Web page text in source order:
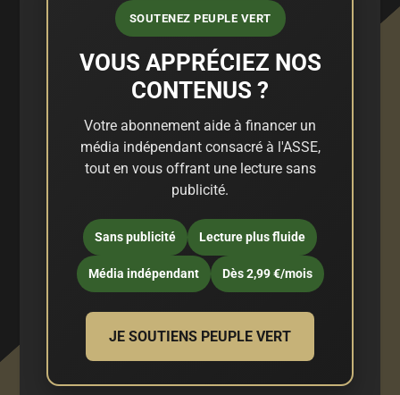
SOUTENEZ PEUPLE VERT
VOUS APPRÉCIEZ NOS
CONTENUS ?
Votre abonnement aide à financer un
média indépendant consacré à l'ASSE,
tout en vous offrant une lecture sans
publicité.
Sans publicité Lecture plus fluide
Média indépendant Dès 2,99 €/mois
JE SOUTIENS PEUPLE VERT